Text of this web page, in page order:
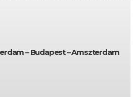
– Budapest – Amszterdam